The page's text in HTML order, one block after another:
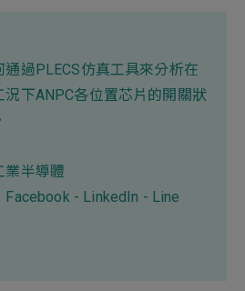
過PLECS仿真工具來分析在
下ANPC各位置芯片的開關狀
業半導體
Facebook- LinkedIn - Line